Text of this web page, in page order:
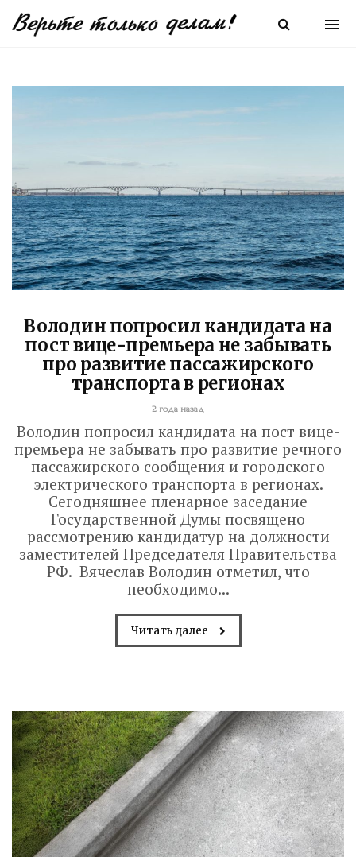
Володин попросил кандидата на
пост вице-премьера не забывать
про развитие пассажирского
транспорта в регионах
2 года назад
Володин попросил кандидата на пост вице-
премьера не забывать про развитие речного
пассажирского сообщения и городского
электрического транспорта в регионах.
Сегодняшнее пленарное заседание
Государственной Думы посвящено
рассмотрению кандидатур на должности
заместителей Председателя Правительства
РФ. Вячеслав Володин отметил, что
необходимо...
Читать далее